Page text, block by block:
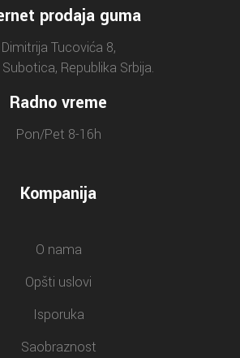
prodaja guma
Dimitrija Tucovića 8,
Republika Srbija.
Radno vreme
Pon/Pet 8-16h
Kompanija
O nama
Opšti uslovi
Isporuka
Saobraznost